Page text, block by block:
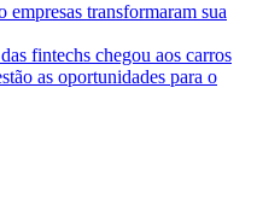
transformaram sua
fintechs chegou aos carros
as oportunidades para o